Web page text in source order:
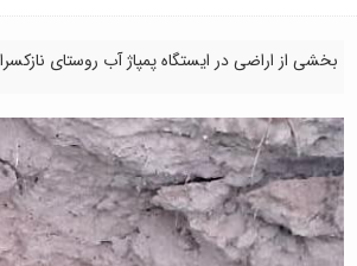
بخشی از اراضی در ایستگاه پمپاژ آب روستای